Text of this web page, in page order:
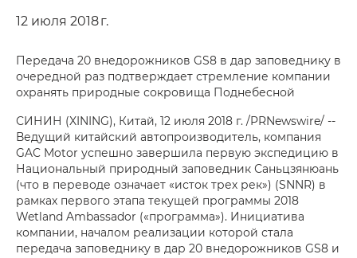
12 июля 2018 г.
Передача 20 внедорожников GS8 в дар заповеднику в
очередной раз подтверждает стремление компании
охранять природные сокровища Поднебесной
СИНИН (XINING), Китай, 12 июля 2018 г. /PRNewswire/ --
Ведущий китайский автопроизводитель, компания
GAC Motor успешно завершила первую экспедицию в
Национальный природный заповедник Саньцзянюань
(что в переводе означает «исток трех рек») (SNNR) в
рамках первого этапа текущей программы 2018
Wetland Ambassador («программа»). Инициатива
компании, началом реализации которой стала
передача заповеднику в дар 20 внедорожников GS8 и